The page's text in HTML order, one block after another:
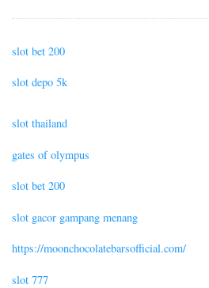
slot bet 200
slot depo 5k
slot thailand
gates of olympus
slot bet 200
slot gacor gampang menang
https://moonchocolatebarsofficial.com/
slot 777